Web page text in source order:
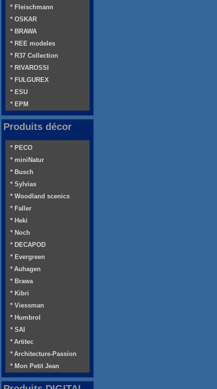
* Fleischmann
* OSKAR
* BRAWA
* REE modeles
* R37 Collection
* RIVAROSSI
* FULGUREX
* ESU
* EPM
Produits décor
* PECO
* miniNatur
* Busch
* Sylvias
* Woodland scenics
* Faller
* Heki
* Noch
* DECAPOD
* Evergreen
* Auhagen
* Brawa
* Kibri
* Viessman
* Humbrol
* SAI
* Artitec
* Architecture-Passion
* Mon Petit Jean